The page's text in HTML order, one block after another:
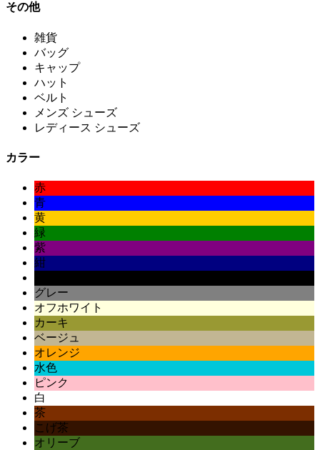
その他
雑貨
バッグ
キャップ
ハット
ベルト
メンズ シューズ
レディース シューズ
カラー
赤
青
黄
緑
紫
紺
グレー
オフホワイト
カーキ
ベージュ
オレンジ
水色
ピンク
白
茶
こげ茶
オリーブ